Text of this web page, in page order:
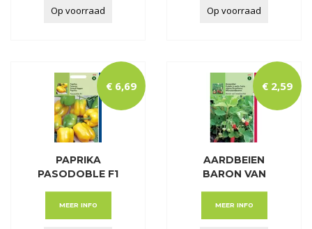
Op voorraad Op voorraad
PAPRIKA
PASODOBLE F1
€ 6,69
MEER INFO
AARDBEIEN
BARON VAN
€ 2,59
MEER INFO